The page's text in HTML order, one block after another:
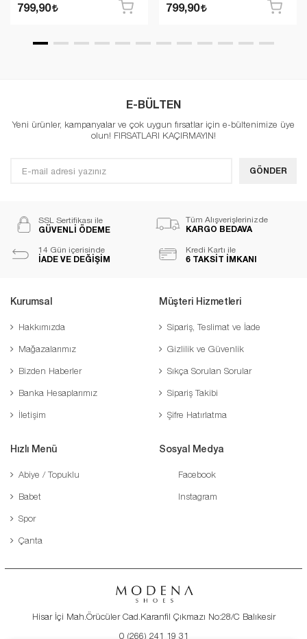
799,90 799,90
E-BÜLTEN
Yeni ürünler, kampanyalar ve çok uygun fırsatlar için e-bültenimize üye
olun! FIRSATLARI KAÇIRMAYIN!
GÖNDER
SSL Sertifikası ile
GÜVENLİ ÖDEME
Tüm Alışverişlerinizde
KARGO BEDAVA
14 Gün içerisinde
İADE VE DEĞİŞİM
Kredi Kartı ile
6 TAKSİT İMKANI
Kurumsal
Hakkımızda
Mağazalarımız
Bizden Haberler
Banka Hesaplarımız
İletişim
Müşteri Hizmetleri
Sipariş, Teslimat ve İade
Gizlilik ve Güvenlik
Sıkça Sorulan Sorular
Sipariş Takibi
Şifre Hatırlatma
Hızlı Menü
Abiye / Topuklu
Babet
Spor
Çanta
Sosyal Medya
Facebook
Instagram
Hisar İçi Mah.Örücüler Cad.Karanfil Çıkmazı No:28/C Balıkesir
0 (266) 241 19 31